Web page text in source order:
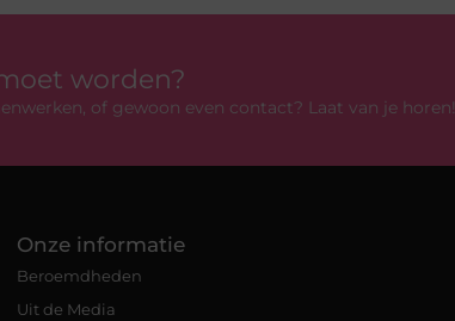
worden?
of gewoon even contact? Laat van je horen!
Onze informatie
Beroemdheden
Uit de Media